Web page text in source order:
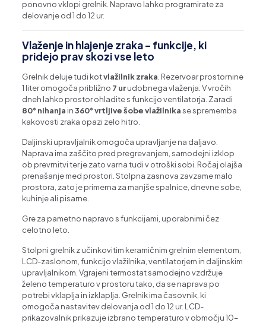
ponovno vklopi grelnik. Napravo lahko programirate za
delovanje od 1 do 12 ur.
Vlaženje in hlajenje zraka – funkcije, ki
pridejo prav skozi vse leto
Grelnik deluje tudi kotvlažilnik zraka . Rezervoar prostornine
1 liter omogoča približno 7 urudobnega vlaženja. V vročih
dneh lahko prostor ohladite s funkcijo ventilatorja. Zaradi
80° nihanja in360° vrtljive šobe vlažilnikase sprememba
kakovosti zraka opazi zelo hitro.
Daljinski upravljalnik omogoča upravljanje na daljavo.
Naprava ima zaščito pred pregrevanjem, samodejni izklop
ob prevrnitvi ter je zato varna tudi v otroški sobi. Ročaj olajša
prenašanje med prostori. Stolpna zasnova zavzame malo
prostora, zato je primerna za manjše spalnice, dnevne sobe,
kuhinje ali pisarne.
Gre za pametno napravo s funkcijami, uporabnimi čez
celotno leto.
Stolpni grelnik z učinkovitim keramičnim grelnim elementom,
LCD-zaslonom, funkcijo vlažilnika, ventilatorjem in daljinskim
upravljalnikom. Vgrajeni termostat samodejno vzdržuje
želeno temperaturo v prostoru tako, da se naprava po
potrebi vklaplja in izklaplja. Grelnik ima časovnik, ki
omogoča nastavitev delovanja od 1 do 12 ur. LCD-
prikazovalnik prikazuje izbrano temperaturo v območju 10–